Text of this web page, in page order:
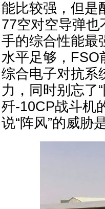
能比较强，但是
77空对空导弹也
手的综合性能最
水平足够，FSO
综合电子对抗系
力，同时别忘了
歼-10CP战斗机
说“阵风”的威胁